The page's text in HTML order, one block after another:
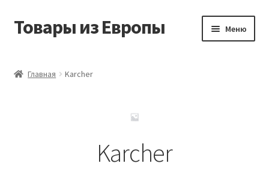
Перейти
Перейти
Товары из Европы Меню
Заказать товары из Европы
Главная Karcher
Karcher